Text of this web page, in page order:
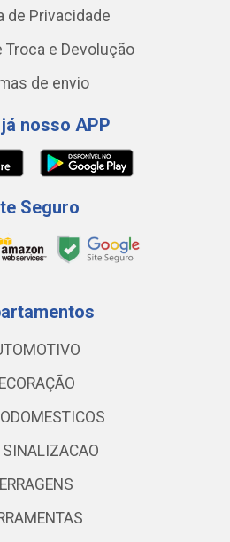
de Privacidade
Troca e Devolução
de envio
já nosso APP
Seguro
SINALIZACAO